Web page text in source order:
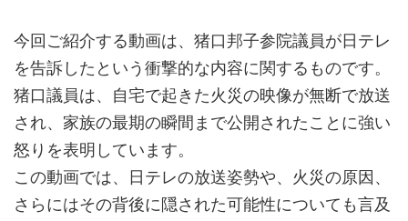
今回ご紹介する動画は、猪口邦子参院議員が日テレ
を告訴したという衝撃的な内容に関するものです。
猪口議員は、自宅で起きた火災の映像が無断で放送
され、家族の最期の瞬間まで公開されたことに強い
怒りを表明しています。
この動画では、日テレの放送姿勢や、火災の原因、
さらにはその背後に隠された可能性についても言及